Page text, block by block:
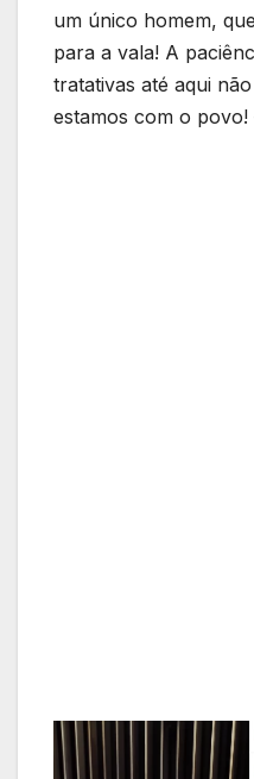
um único homem,
para a vala! A
tratativas até aqui
estamos com o povo!